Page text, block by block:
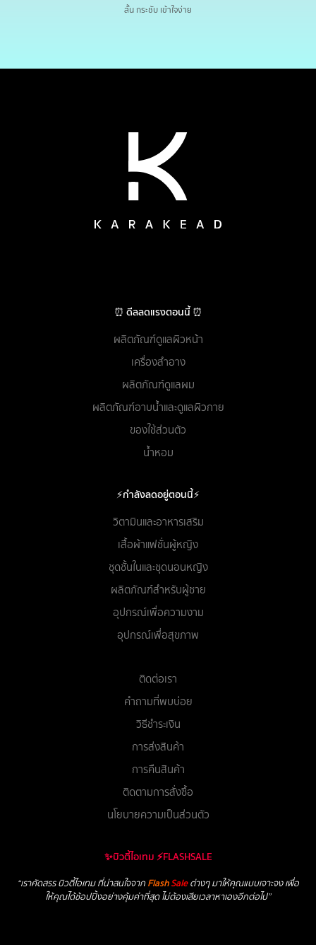
สั้น กระชับ เข้าใจง่าย
⏰ ดีลลดแรงตอนนี้ ⏰
ผลิตภัณฑ์ดูแลผิวหน้า
เครื่องสำอาง
ผลิตภัณฑ์ดูแลผม
ผลิตภัณฑ์อาบน้ำและดูแลผิวกาย
ของใช้ส่วนตัว
น้ำหอม
⚡กำลังลดอยู่ตอนนี้⚡
วิตามินและอาหารเสริม
เสื้อผ้าแฟชั่นผู้หญิง
ชุดชั้นในและชุดนอนหญิง
ผลิตภัณฑ์สำหรับผู้ชาย
อุปกรณ์เพื่อความงาม
อุปกรณ์เพื่อสุขภาพ
ติดต่อเรา
คำถามที่พบบ่อย
วิธีชำระเงิน
การส่งสินค้า
การคืนสินค้า
ติดตามการสั่งซื้อ
นโยบายความเป็นส่วนตัว
✨บิวตี้ไอเทม ⚡FLASHSALE
“เราคัดสรร บิวตี้ไอเทม ที่น่าสนใจจาก FlashSaleต่างๆ มาให้คุณแบบเจาะจง เพื่อ
ให้คุณได้ช้อปปิ้งอย่างคุ้มค่าที่สุด ไม่ต้องเสียเวลาหาเองอีกต่อไป”